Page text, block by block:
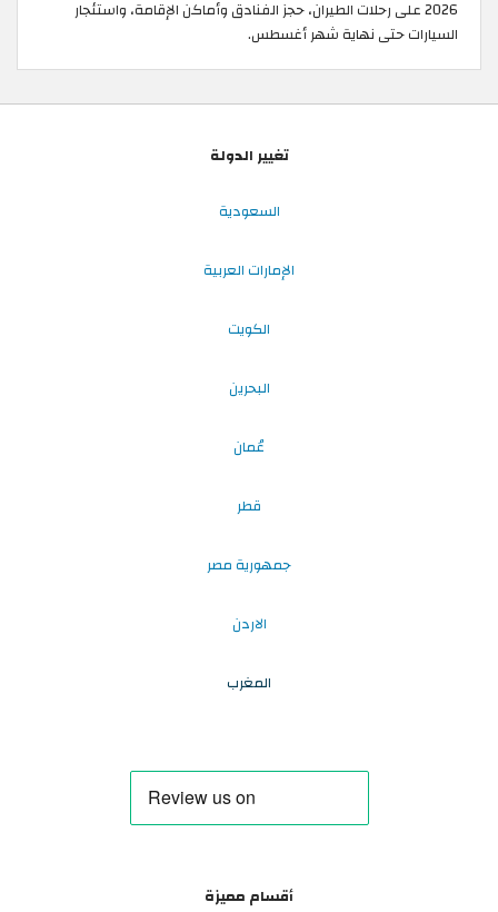
2026 على رحلات الطيران، حجز الفنادق وأماكن الإقامة، واستئجار
السيارات حتى نهاية شهر أغسطس.
تغيير الدولة
السعودية
الإمارات العربية
الكويت
البحرين
عُمان
قطر
جمهورية مصر
الاردن
المغرب
أقسام مميزة